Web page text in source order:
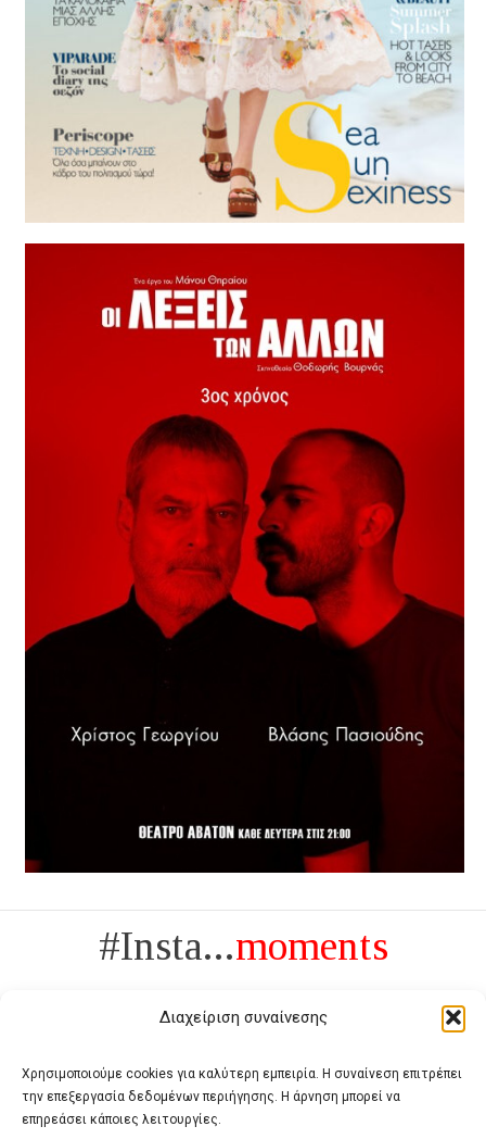
Διαχείριση συναίνεσης
Χρησιμοποιούμε cookies για καλύτερη εμπειρία. Η συναίνεση επιτρέπει
την επεξεργασία δεδομένων περιήγησης. Η άρνηση μπορεί να
επηρεάσει κάποιες λειτουργίες.
#Insta...moments
Πολυτέλεια δεν είναι το αντίθετο της ανέχειας, είναι το αντίθετο της